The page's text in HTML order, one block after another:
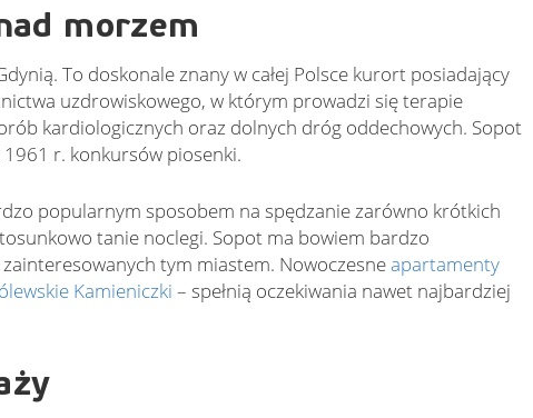
morzem
To doskonale znany w całej Polsce kurort posiadający
uzdrowiskowego, w którym prowadzi się terapie
kardiologicznych oraz dolnych dróg oddechowych. Sopot
r. konkursów piosenki.
popularnym sposobem na spędzanie zarówno krótkich
tanie noclegi. Sopot ma bowiem bardzo
tym miastem. Nowoczesneapartamenty
Kamieniczki – spełnią oczekiwania nawet najbardziej